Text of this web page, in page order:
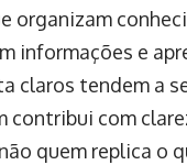
organizam
informações e
claros tendem a
contribui com
quem replica o